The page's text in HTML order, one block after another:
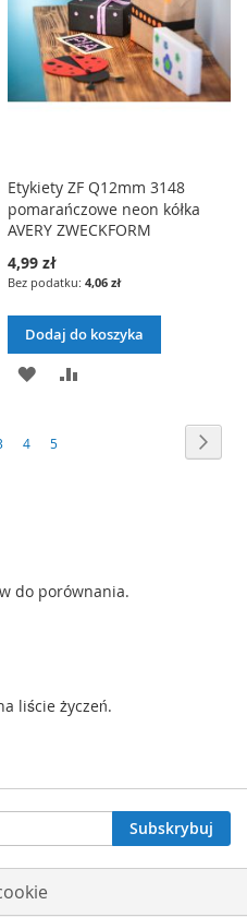
Etykiety ZF Q12mm 3148
pomarańczowe neon kółka
AVERY ZWECKFORM
4,99 zł
4,06 zł
Dodaj do koszyka
DODAJ
LISTY
Strona
4 Strona
5
do porównania.
liście życzeń.
Subskrybuj